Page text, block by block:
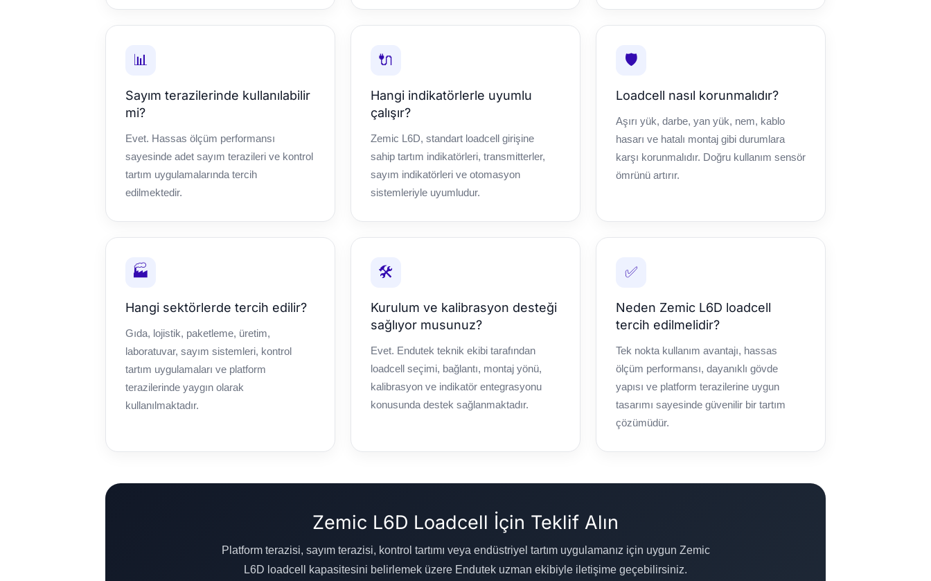
📊
Sayım terazilerinde kullanılabilir
mi?
Evet. Hassas ölçüm performansı
sayesinde adet sayım terazileri ve kontrol
tartım uygulamalarında tercih
edilmektedir.
🔌
Hangi indikatörlerle uyumlu
çalışır?
Zemic L6D, standart loadcell girişine
sahip tartım indikatörleri, transmitterler,
sayım indikatörleri ve otomasyon
sistemleriyle uyumludur.
🛡️
Loadcell nasıl korunmalıdır?
Aşırı yük, darbe, yan yük, nem, kablo
hasarı ve hatalı montaj gibi durumlara
karşı korunmalıdır. Doğru kullanım sensör
ömrünü artırır.
🏭
Hangi sektörlerde tercih edilir?
Gıda, lojistik, paketleme, üretim,
laboratuvar, sayım sistemleri, kontrol
tartım uygulamaları ve platform
terazilerinde yaygın olarak
kullanılmaktadır.
🛠️
Kurulum ve kalibrasyon desteği
sağlıyor musunuz?
Evet. Endutek teknik ekibi tarafından
loadcell seçimi, bağlantı, montaj yönü,
kalibrasyon ve indikatör entegrasyonu
konusunda destek sağlanmaktadır.
✅
Neden Zemic L6D loadcell
tercih edilmelidir?
Tek nokta kullanım avantajı, hassas
ölçüm performansı, dayanıklı gövde
yapısı ve platform terazilerine uygun
tasarımı sayesinde güvenilir bir tartım
çözümüdür.
Zemic L6D Loadcell İçin Teklif Alın
Platform terazisi, sayım terazisi, kontrol tartımı veya endüstriyel tartım uygulamanız için uygun Zemic
L6D loadcell kapasitesini belirlemek üzere Endutek uzman ekibiyle iletişime geçebilirsiniz.